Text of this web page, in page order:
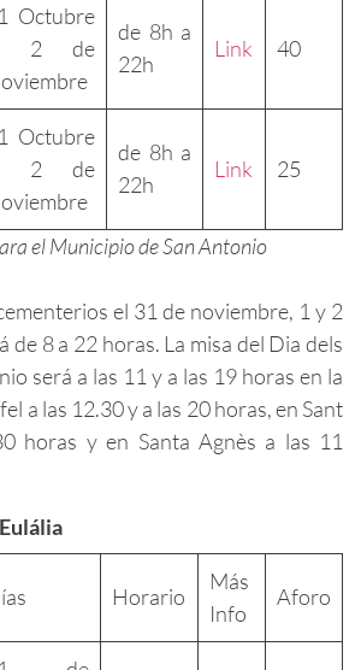
Octubre
2 de
de 8h a
22h
Link 40
Octubre
2 de
de 8h a
22h
Link 25
el Municipio de San Antonio
el 31 de noviembre, 1 y 2
de 8 a 22 horas. La misa del Dia dels
será a las 11 y a las 19 horas en la
a las 12.30 y a las 20 horas, en Sant
horas y en Santa Agnès a las 11
Horario
Más
Info
Aforo